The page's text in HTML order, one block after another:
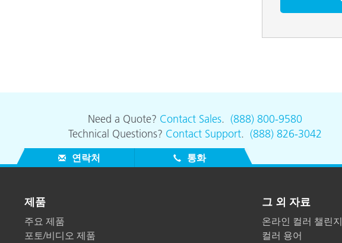
Need a Quote? Contact Sales. (888) 800-9580
Technical Questions? Contact Support. (888) 826-3042
연락처 통화
제품
주요 제품
포토/비디오 제품
그 외 자료
온라인 컬러 챌린지
컬러 용어